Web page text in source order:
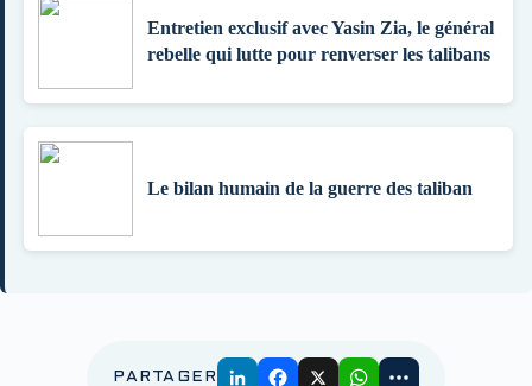
Entretien exclusif avec Yasin Zia, le général
rebelle qui lutte pour renverser les talibans
Le bilan humain de la guerre des taliban
PARTAGER